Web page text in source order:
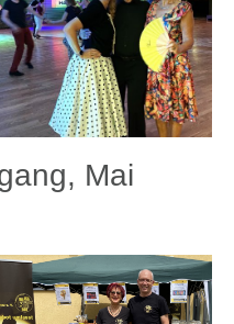
Mai